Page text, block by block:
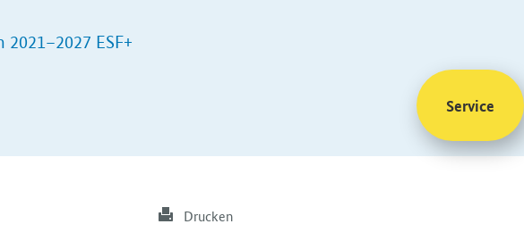
ESF+
Drucken
Service